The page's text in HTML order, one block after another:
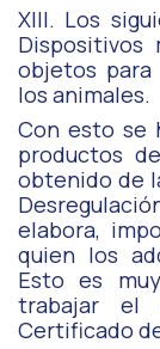
XIII. Los
Dispositivos
objetos
los animales.
Con esto se
productos
obtenido de
elabora,
quien los
Esto es
trabajar el
Certificado